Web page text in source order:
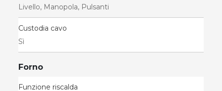
Livello, Manopola, Pulsanti
Custodia cavo
Sì
Forno
Funzione riscalda